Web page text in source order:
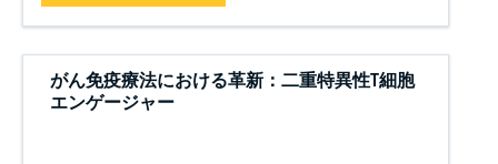
がん免疫療法における革新：二重特異性T細胞
エンゲージャー